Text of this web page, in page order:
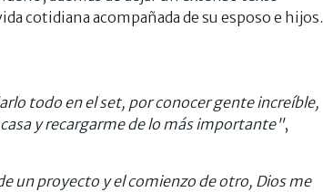
cotidiana acompañada de su esposo e hijos.
todo en el set, por conocer gente increíble,
y recargarme de lo más importante",
un proyecto y el comienzo de otro, Dios me